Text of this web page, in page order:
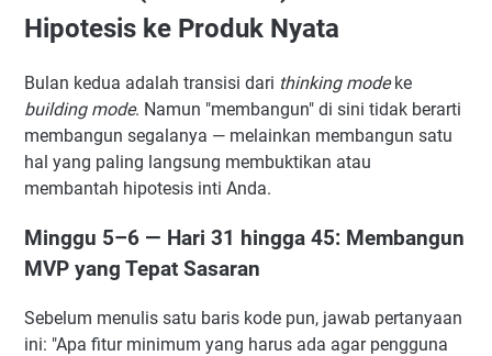
Hipotesis ke Produk Nyata
Bulan kedua adalah transisi dari thinking modeke
building mode. Namun "membangun" di sini tidak berarti
membangun segalanya — melainkan membangun satu
hal yang paling langsung membuktikan atau
membantah hipotesis inti Anda.
Minggu 5–6 — Hari 31 hingga 45: Membangun
MVP yang Tepat Sasaran
Sebelum menulis satu baris kode pun, jawab pertanyaan
ini: "Apa fitur minimum yang harus ada agar pengguna